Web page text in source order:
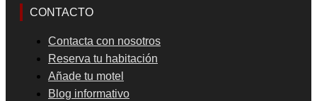
CONTACTO
Contacta con nosotros
Reserva tu habitación
Añade tu motel
Blog informativo